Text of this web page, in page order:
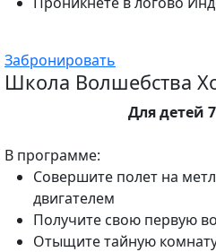
Забронировать
Школа Волшебства
Для детей
В программе:
Совершите полет на
двигателем
Получите свою первую
Отыщите тайную